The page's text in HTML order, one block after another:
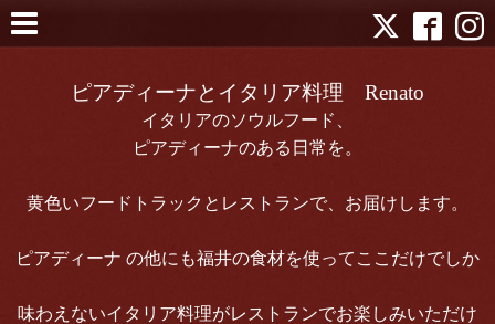
ピアディーナとイタリア料理 Renato
イタリアのソウルフード、
ピアディーナのある日常を。
黄色いフードトラックとレストランで、お届けします。
ピアディーナ の他にも福井の食材を使ってここだけでしか
味わえないイタリア料理がレストランでお楽しみいただけ